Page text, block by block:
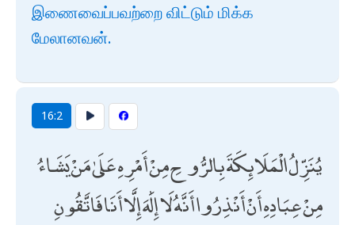
இணைவைப்பவற்றை விட்டும் மிக்க
மேலானவன்.
16:2
يُنَزِّلُ الْمَلَائِكَةَ بِالرُّوحِ مِنْ أَمْرِهِ عَلَىٰ مَنْ يَشَاءُ
مِنْ عِبَادِهِ أَنْ أَنْذِرُوا أَنَّهُ لَا إِلَٰهَ إِلَّا أَنَا فَاتَّقُونِ